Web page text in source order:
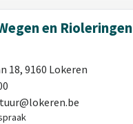
en Rioleringen
18, 9160 Lokeren